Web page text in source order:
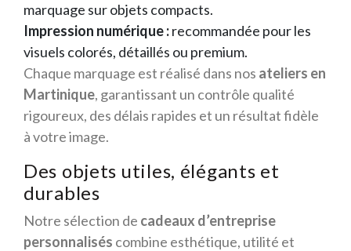
marquage sur objets compacts.
Impression numérique :recommandée pour les
visuels colorés, détaillés ou premium.
Chaque marquage est réalisé dans nos ateliers en
Martinique, garantissant un contrôle qualité
rigoureux, des délais rapides et un résultat fidèle
à votre image.
Des objets utiles, élégants et
durables
Notre sélection de cadeaux d’entreprise
personnalisés combine esthétique, utilité et